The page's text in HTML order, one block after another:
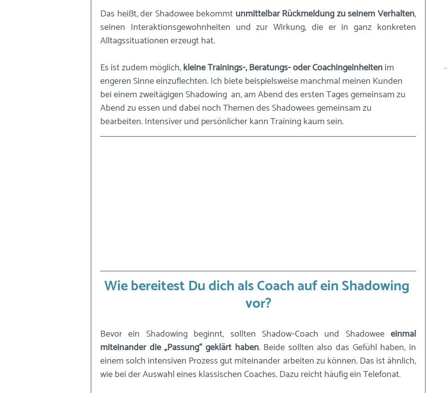
Das heißt, der Shadowee bekommt unmittelbar Rückmeldung zu seinem Verhalten,
seinen Interaktionsgewohnheiten und zur Wirkung, die er in ganz konkreten
Alltagssituationen erzeugt hat.
Es ist zudem möglich, kleine Trainings-, Beratungs- oder Coachingeinheiten im
engeren Sinne einzuflechten. Ich biete beispielsweise manchmal meinen Kunden
bei einem zweitägigen Shadowing  an, am Abend des ersten Tages gemeinsam zu
Abend zu essen und dabei noch Themen des Shadowees gemeinsam zu
bearbeiten. Intensiver und persönlicher kann Training kaum sein.
Wie bereitest Du dich als Coach auf ein Shadowing
vor?
Bevor ein Shadowing beginnt, sollten Shadow-Coach und Shadowee einmal
miteinander die „Passung“ geklärt haben. Beide sollten also das Gefühl haben, in
einem solch intensiven Prozess gut miteinander arbeiten zu können. Das ist ähnlich,
wie bei der Auswahl eines klassischen Coaches. Dazu reicht häufig ein Telefonat.